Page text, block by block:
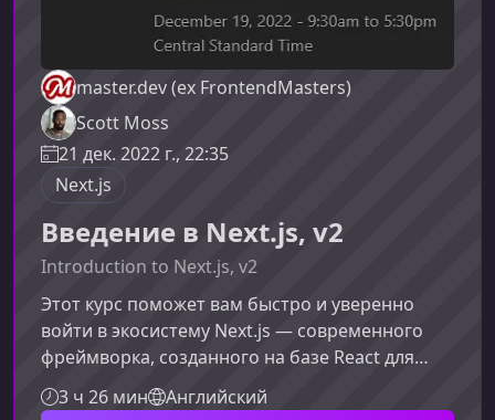
master.dev (ex FrontendMasters)
Scott Moss
21 дек. 2022 г., 22:35
Next.js
Введение в Next.js, v2
Introduction to Next.js, v2
Этот курс поможет вам быстро и уверенно
войти в экосистему Next.js — современного
фреймворка, созданного на базе React для
разработки быстрых, масштабируемых и
оптимизированных веб‑приложений. Вы шаг
3 ч 26 мин Английский